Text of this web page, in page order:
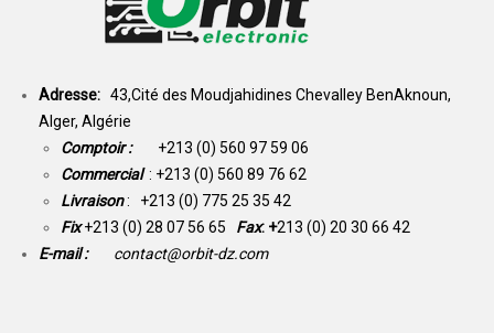
Adresse: 43,Cité des Moudjahidines Chevalley BenAknoun,
Alger, Algérie
Comptoir : +213 (0) 560 97 59 06
Commercial : +213 (0) 560 89 76 62
Livraison: +213 (0) 775 25 35 42
Fix +213 (0) 28 07 56 65 Fax: +213 (0) 20 30 66 42
E-mail :
contact@orbit-dz.com